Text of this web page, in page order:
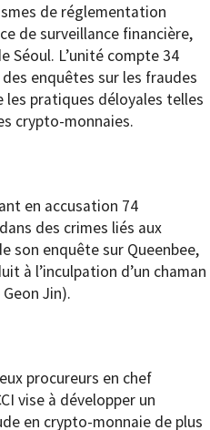
de réglementation
de surveillance financière,
Séoul. L’unité compte 34
enquêtes sur les fraudes
pratiques déloyales telles
crypto-monnaies.
en accusation 74
des crimes liés aux
son enquête sur Queenbee,
à l’inculpation d’un chaman
Jin).
procureurs en chef
vise à développer un
en crypto-monnaie de plus